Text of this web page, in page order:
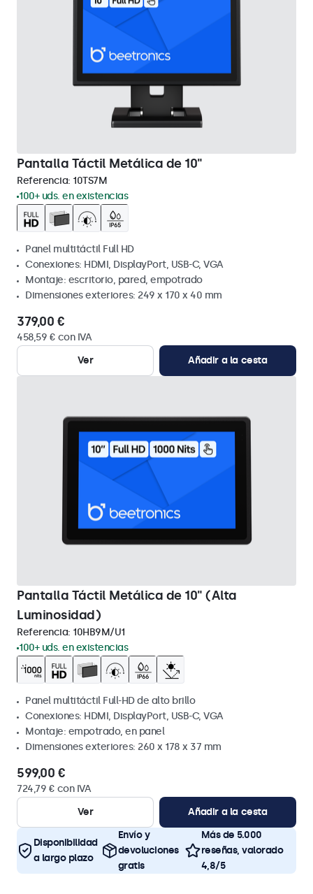
Pantalla Táctil Metálica de 10"
Referencia: 10TS7M
100+ uds. en existencias
Panel multitáctil Full HD
Conexiones: HDMI, DisplayPort, USB-C, VGA
Montaje: escritorio, pared, empotrado
Dimensiones exteriores: 249 x 170 x 40 mm
379,00 €
458,59 € con IVA
Ver
Añadir a la cesta
Pantalla Táctil Metálica de 10" (Alta
Luminosidad)
Referencia: 10HB9M/U1
100+ uds. en existencias
Panel multitáctil Full-HD de alto brillo
Conexiones: HDMI, DisplayPort, USB-C, VGA
Montaje: empotrado, en panel
Dimensiones exteriores: 260 x 178 x 37 mm
599,00 €
724,79 € con IVA
Ver
Añadir a la cesta
Disponibilidad
a largo plazo
Envío y
devoluciones
gratis
Más de 5.000
reseñas, valorado
4,8/5